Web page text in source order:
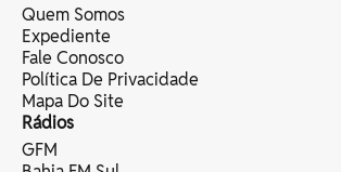
Quem Somos
Expediente
Fale Conosco
Política De Privacidade
Mapa Do Site
Rádios
GFM